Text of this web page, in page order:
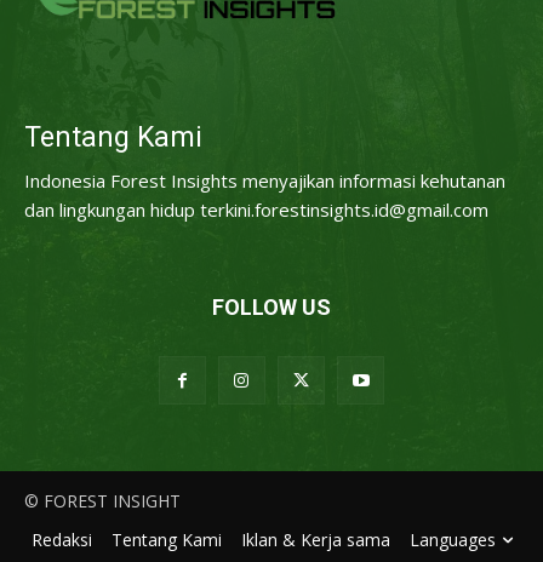
Tentang Kami
Indonesia Forest Insights menyajikan informasi kehutanan
dan lingkungan hidup terkini.forestinsights.id@gmail.com
FOLLOW US
© FOREST INSIGHT
Redaksi
Tentang Kami Iklan & Kerja sama Languages